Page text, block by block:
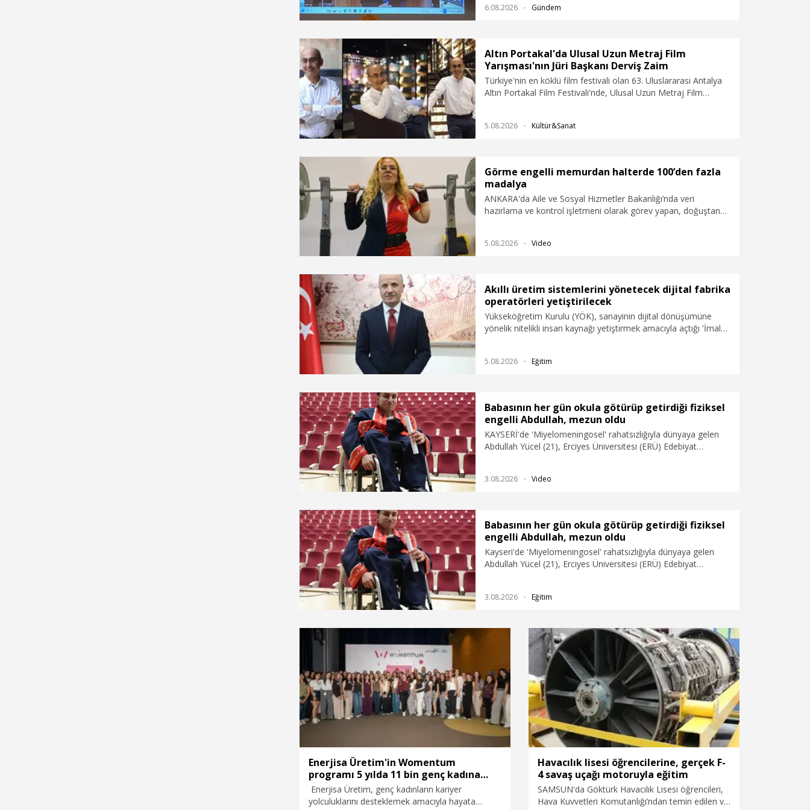
ROKETSAN'ın işe alım süreçlerine doğrudan dahil edileceğini
alma sürecine dahil edeceğiz” dedi.
6.08.2026 Gündem
Altın Portakal'da Ulusal Uzun Metraj Film
Yarışması'nın Jüri Başkanı Derviş Zaim
Türkiye'nin en köklü film festivali olan 63. Uluslararası Antalya
Altın Portakal Film Festivali'nde, Ulusal Uzun Metraj Film
5.08.2026 Kültür&Sanat
Görme engelli memurdan halterde 100’den fazla
madalya
ANKARA'da Aile ve Sosyal Hizmetler Bakanlığı’nda veri
hazırlama ve kontrol işletmeni olarak görev yapan, doğuştan
2025’te dünya şampiyonlukları yaşadı.
5.08.2026 Video
Akıllı üretim sistemlerini yönetecek dijital fabrika
operatörleri yetiştirilecek
Yükseköğretim Kurulu (YÖK), sanayinin dijital dönüşümüne
yönelik nitelikli insan kaynağı yetiştirmek amacıyla açtığı 'İmalat
yetiştirmeyi hedefliyor.
5.08.2026 Eğitim
Babasının her gün okula götürüp getirdiği fiziksel
engelli Abdullah, mezun oldu
KAYSERİ'de 'Miyelomeningosel' rahatsızlığıyla dünyaya gelen
Abdullah Yücel (21), Erciyes Üniversitesi (ERÜ) Edebiyat
okula getirip götüren öğretmen babası Yavuz Yücel,
ruhlar asla engelli olmaz” dedi. Abdullah Yücel ise “Süreç zorlu
ama güzel geçti. En azından severek yaptım. Hocalarım, ailem,
arkadaşlarım yardım etti” diye konuştu.
3.08.2026 Video
Babasının her gün okula götürüp getirdiği fiziksel
engelli Abdullah, mezun oldu
Kayseri'de 'Miyelomeningosel' rahatsızlığıyla dünyaya gelen
Abdullah Yücel (21), Erciyes Üniversitesi (ERÜ) Edebiyat
okula getirip götüren öğretmen babası Yavuz Yücel,
ruhlar asla engelli olmaz” dedi. Abdullah Yücel ise “Süreç zorlu
ama güzel geçti. En azından severek yaptım. Hocalarım, ailem,
arkadaşlarım yardım etti” diye konuştu.
3.08.2026 Eğitim
Enerjisa Üretim'in Womentum
programı 5 yılda 11 bin genç kadına
ulaştı
Enerjisa Üretim, genç kadınların kariyer
yolculuklarını desteklemek amacıyla hayata
Havacılık lisesi öğrencilerine, gerçek F-
4 savaş uçağı motoruyla eğitim
SAMSUN'da Göktürk Havacılık Lisesi öğrencileri,
Hava Kuvvetleri Komutanlığı’ndan temin edilen ve